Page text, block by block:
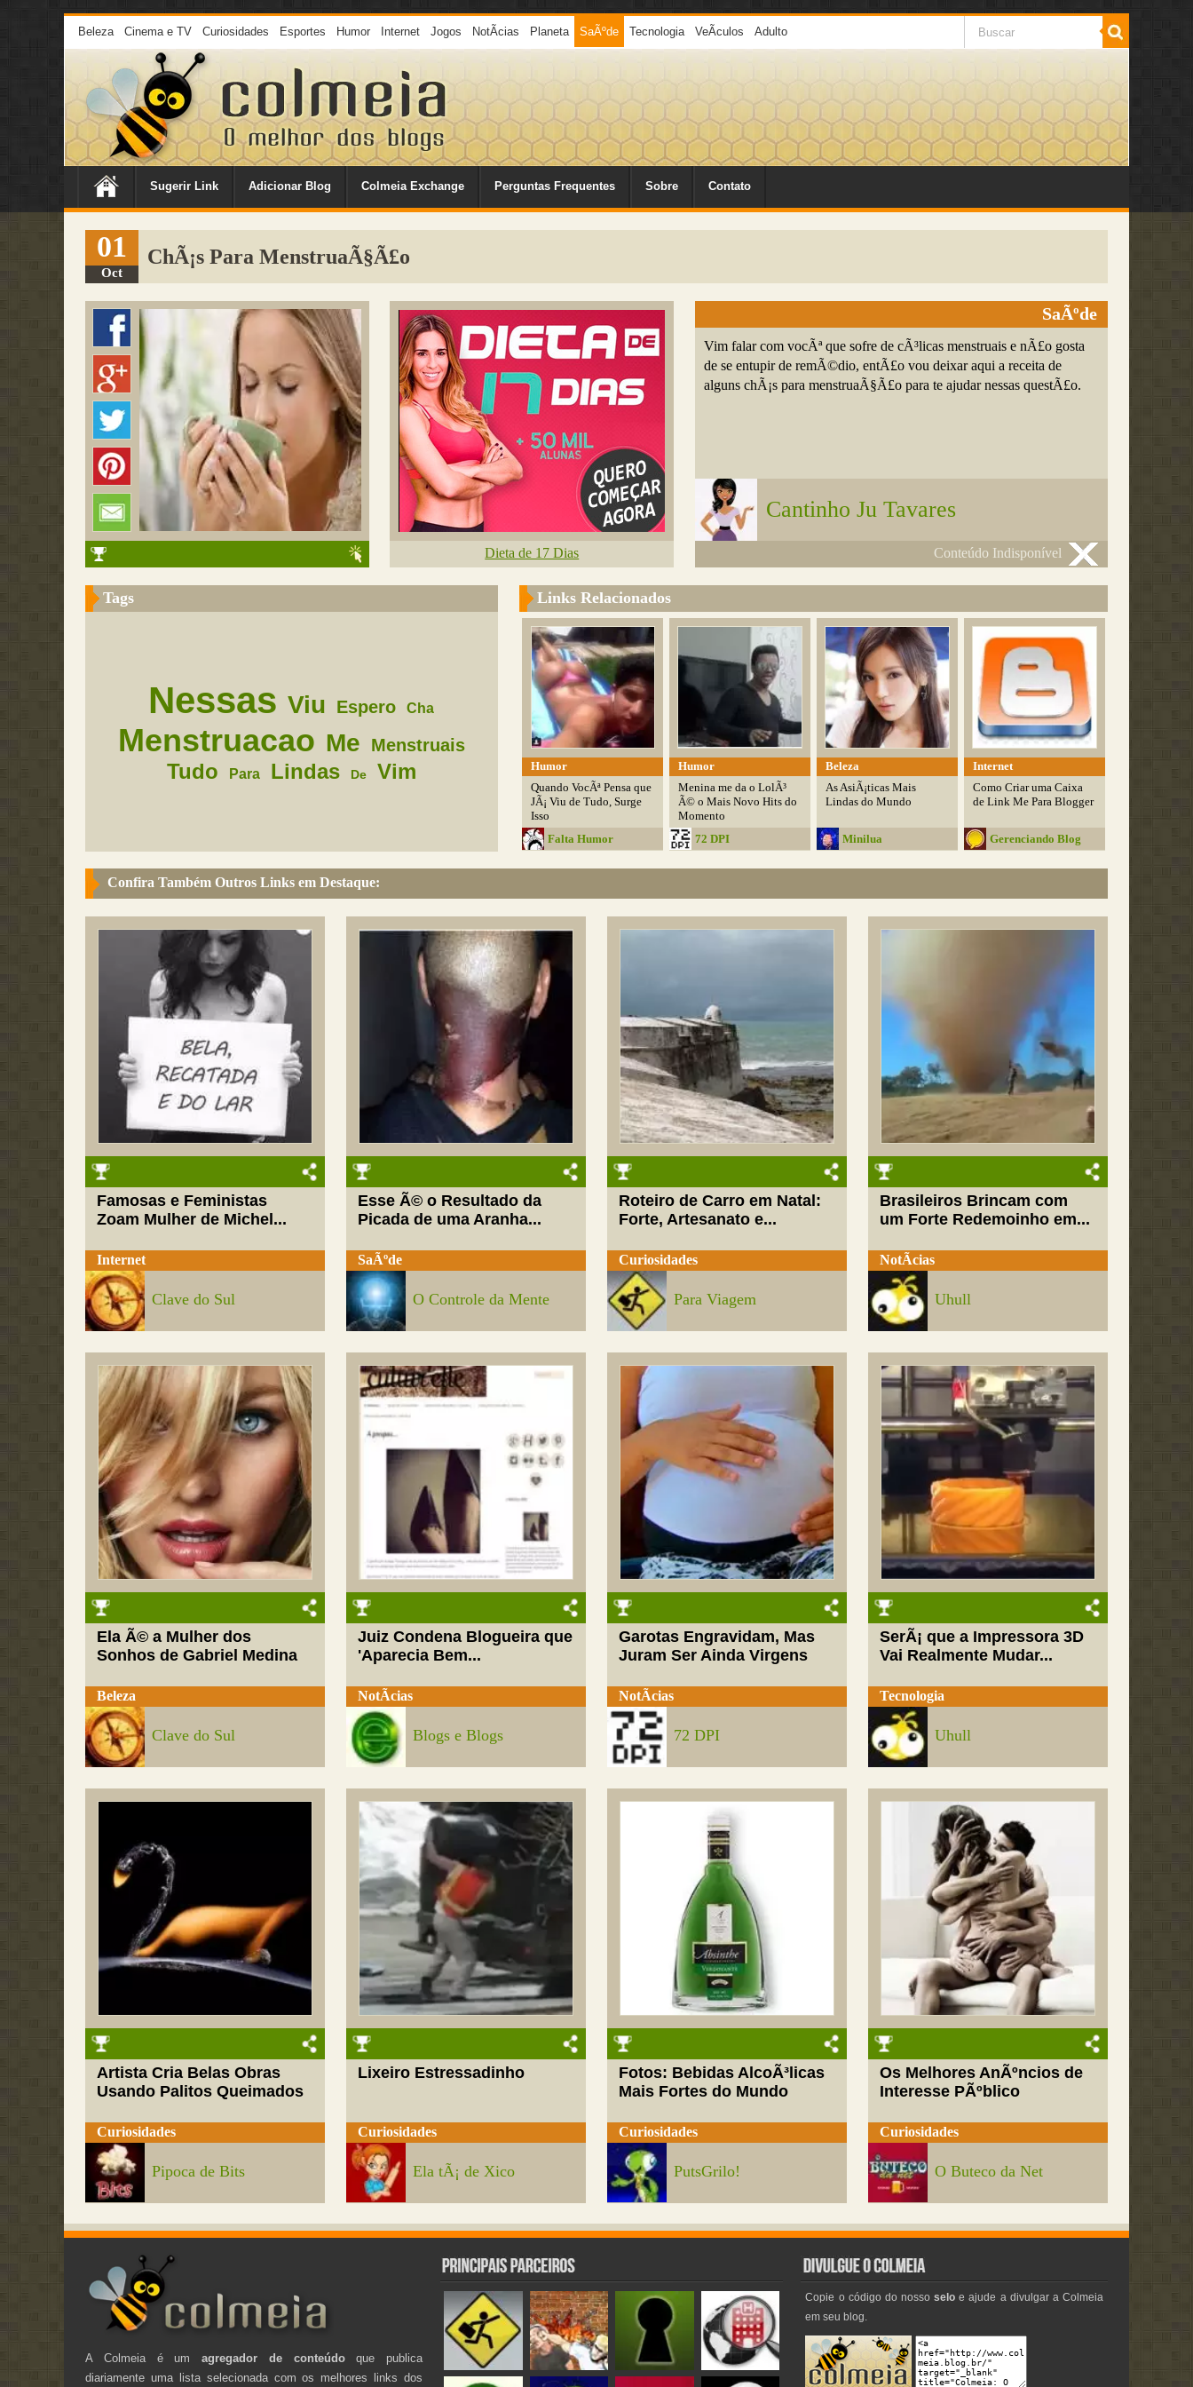
Beleza Cinema e TV Curiosidades Esportes Humor Internet Jogos NotÃ­cias Planeta SaÃºde Tecnologia VeÃ­culos Adulto
Sugerir Link Adicionar Blog Colmeia Exchange Perguntas Frequentes Sobre Contato
01
Oct
ChÃ¡s Para MenstruaÃ§Ã£o
Dieta de 17 Dias
SaÃºde
Vim falar com vocÃª que sofre de cÃ³licas menstruais e nÃ£o gosta
de se entupir de remÃ©dio, entÃ£o vou deixar aqui a receita de
alguns chÃ¡s para menstruaÃ§Ã£o para te ajudar nessas questÃ£o.
Cantinho Ju Tavares
Conteúdo Indisponível
Tags
Nessas Viu Espero Cha
Menstruacao Me Menstruais
Tudo Para Lindas De Vim
Links Relacionados
Humor
Quando VocÃª Pensa que
JÃ¡ Viu de Tudo, Surge
Isso
Falta Humor
Humor
Menina me da o LolÃ³
Ã© o Mais Novo Hits do
Momento
72 DPI
Beleza
As AsiÃ¡ticas Mais
Lindas do Mundo
Minilua
Internet
Como Criar uma Caixa
de Link Me Para Blogger
Gerenciando Blog
Confira Também Outros Links em Destaque:
Famosas e Feministas
Zoam Mulher de Michel...
Internet
Clave do Sul
Esse Ã© o Resultado da
Picada de uma Aranha...
SaÃºde
O Controle da Mente
Roteiro de Carro em Natal:
Forte, Artesanato e...
Curiosidades
Para Viagem
Brasileiros Brincam com
um Forte Redemoinho em...
NotÃ­cias
Uhull
Ela Ã© a Mulher dos
Sonhos de Gabriel Medina
Beleza
Clave do Sul
Juiz Condena Blogueira que
'Aparecia Bem...
NotÃ­cias
Blogs e Blogs
Garotas Engravidam, Mas
Juram Ser Ainda Virgens
NotÃ­cias
72 DPI
SerÃ¡ que a Impressora 3D
Vai Realmente Mudar...
Tecnologia
Uhull
Artista Cria Belas Obras
Usando Palitos Queimados
Curiosidades
Pipoca de Bits
Lixeiro Estressadinho
Curiosidades
Ela tÃ¡ de Xico
Fotos: Bebidas AlcoÃ³licas
Mais Fortes do Mundo
Curiosidades
PutsGrilo!
Os Melhores AnÃºncios de
Interesse PÃºblico
Curiosidades
O Buteco da Net
A Colmeia é umagregador de conteúdoque publica
diariamente uma lista selecionada com os melhores links dos
Copie o código do nossoselo e ajude a divulgar a Colmeia
em seu blog.